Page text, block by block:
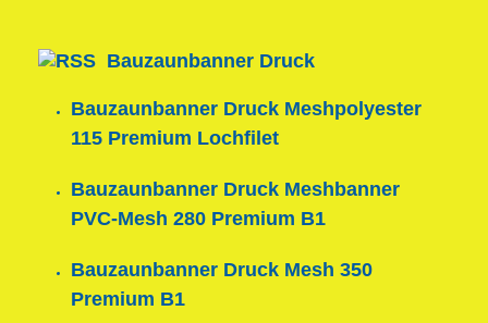
Bauzaunbanner Druck
Bauzaunbanner Druck Meshpolyester
115 Premium Lochfilet
Bauzaunbanner Druck Meshbanner
PVC-Mesh 280 Premium B1
Bauzaunbanner Druck Mesh 350
Premium B1